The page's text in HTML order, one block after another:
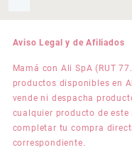
Aviso Legal y de Afiliados
Mamá con Ali SpA (RUT
productos disponibles en
vende ni despacha
cualquier producto de
completar tu compra
correspondiente.